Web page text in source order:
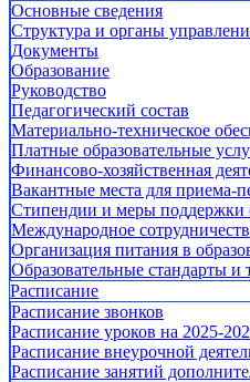
Основные сведения
Структура и органы
Документы
Образование
Руководство
Педагогический состав
Материально-техническое
Платные образовательные
Финансово-хозяйственная
Вакантные места для приема-
Стипендии и меры поддержки
Международное
Организация питания в
Образовательные стандарты и
Расписание
Расписание звонков
Расписание уроков на 2025-
Расписание внеурочной
Расписание занятий